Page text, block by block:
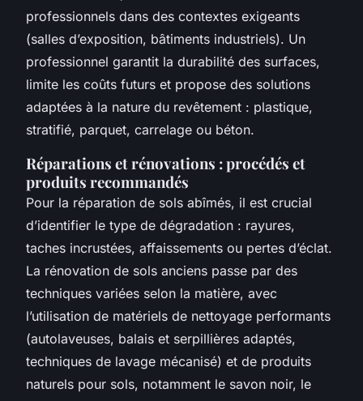
professionnels dans des contextes exigeants
(salles d’exposition, bâtiments industriels). Un
professionnel garantit la durabilité des surfaces,
limite les coûts futurs et propose des solutions
adaptées à la nature du revêtement : plastique,
stratifié, parquet, carrelage ou béton.
Réparations et rénovations : procédés et
produits recommandés
Pour la réparation de sols abîmés, il est crucial
d’identifier le type de dégradation : rayures,
taches incrustées, affaissements ou pertes d’éclat.
La rénovation de sols anciens passe par des
techniques variées selon la matière, avec
l’utilisation de matériels de nettoyage performants
(autolaveuses, balais et serpillières adaptés,
techniques de lavage mécanisé) et de produits
naturels pour sols, notamment le savon noir, le